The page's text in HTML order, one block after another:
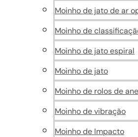
Moinho de jato de ar
Moinho de
Moinho de jato espiral
Moinho de jato
Moinho de rolos de
Moinho de vibração
Moinho de Impacto